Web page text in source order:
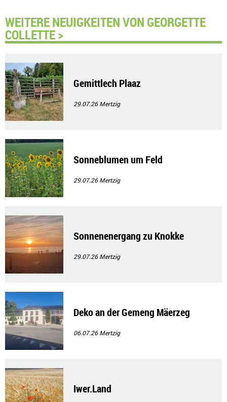
WEITERE NEUIGKEITEN VON GEORGETTE
COLLETTE >
Gemittlech Plaaz
29.07.26Mertzig
Sonneblumen um Feld
29.07.26Mertzig
Sonnenenergang zu Knokke
29.07.26Mertzig
Deko an der Gemeng Mäerzeg
06.07.26Mertzig
Iwer.Land